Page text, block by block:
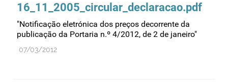
Manutenção no mercado
Medicamentos de uso humano
Medicamentos genéricos
16_11_2005_circular_declaracao.pdf
"Notificação eletrónica dos preços decorrente da
publicação da Portaria n.º 4/2012, de 2 de janeiro"
07/03/2012